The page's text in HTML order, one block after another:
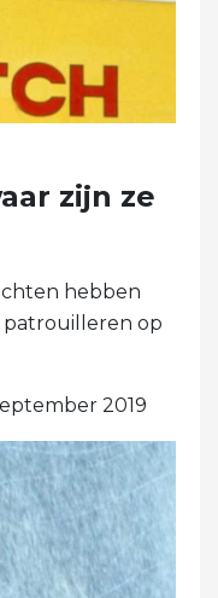
zijn ze
hebben
patrouilleren op
2019